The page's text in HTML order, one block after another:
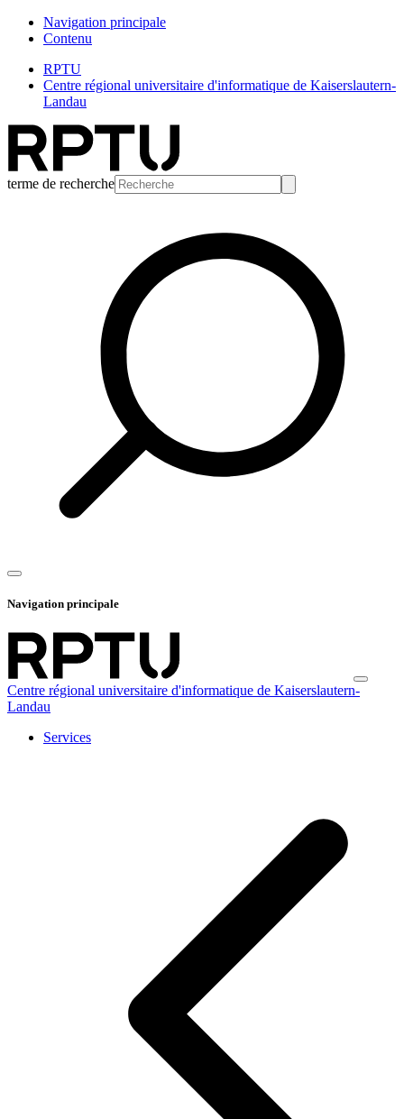
Navigation principale
Contenu
RPTU
Centre régional universitaire d'informatique de Kaiserslautern-
Landau
terme de recherche
Navigation principale
Centre régional universitaire d'informatique de Kaiserslautern-
Landau
Services